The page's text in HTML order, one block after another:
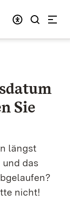
Sie
längst
das
nicht!